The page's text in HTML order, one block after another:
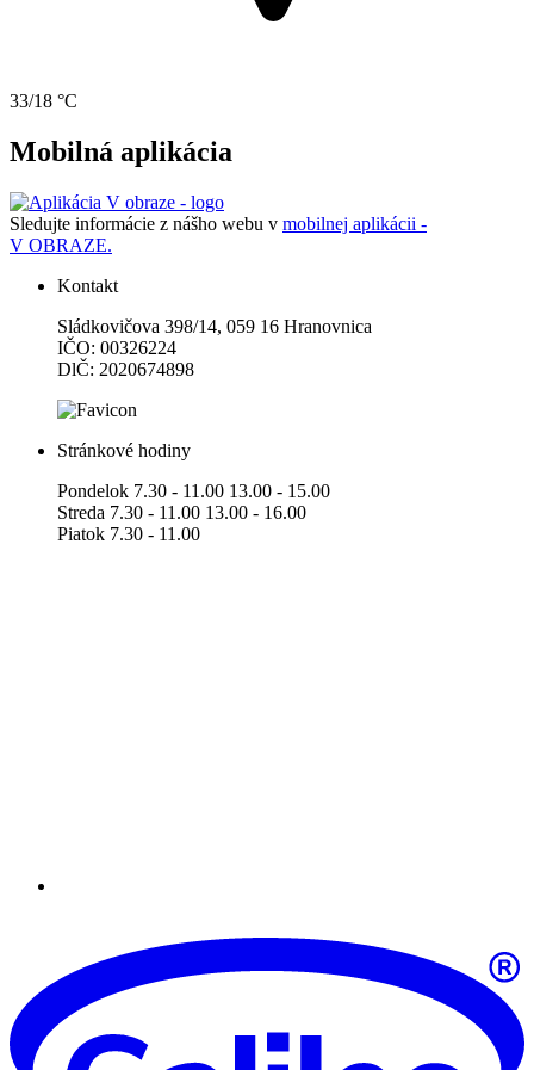
33/18 °C
Mobilná aplikácia
Sledujte informácie z nášho webu v mobilnej aplikácii -
V OBRAZE.
Kontakt
Sládkovičova 398/14, 059 16 Hranovnica
IČO: 00326224
DlČ: 2020674898
Stránkové hodiny
Pondelok 7.30 - 11.00 13.00 - 15.00
Streda 7.30 - 11.00 13.00 - 16.00
Piatok 7.30 - 11.00